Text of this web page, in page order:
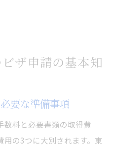
ザ申請の基本知
要な準備事項
数料と必要書類の取得費
の3つに大別されます。東